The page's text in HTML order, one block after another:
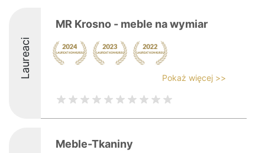
Laureaci
MR Krosno - meble na wymiar
Pokaż więcej >>
Meble-Tkaniny